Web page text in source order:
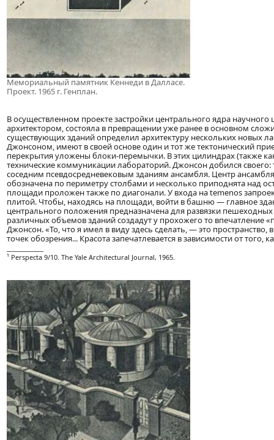
Мемориальный памятник Кеннеди в Далласе.
Проект. 1965 г. Генплан.
В осуществленном проекте застройки центрального ядра
архитектором, состояла в превращении уже ранее в основном
существующих зданий определил архитектуру нескольких новых
Джонсоном, имеют в своей основе один и тот же тектонический
перекрытия уложены блоки-перемычки. В этих цилиндрах (также
технические коммуникации лабораторий. Джонсон добился
соседним псевдосредневековым зданиям ансамбля. Центр
обозначена по периметру столбами и несколько приподнята над
площади проложен также по диагонали. У входа на temenos
плитой. Чтобы, находясь на площади, войти в башню — главное
центрального положения предназначена для развязки
различных объемов зданий создадут у прохожего то впечатление
Джонсон. «То, что я имел в виду здесь сделать, — это
точек обозрения... Красота запечатлевается в зависимости от того,
¹ Perspecta 9/10. The Yale Architectural Journal, 1965.